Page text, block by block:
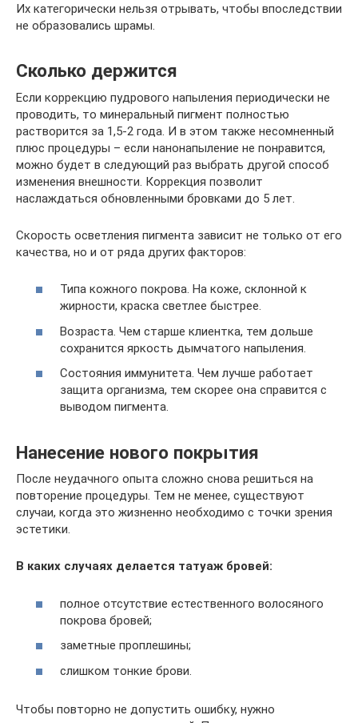
Их категорически нельзя отрывать, чтобы впоследствии
не образовались шрамы.
Сколько держится
Если коррекцию пудрового напыления периодически не
проводить, то минеральный пигмент полностью
растворится за 1,5-2 года. И в этом также несомненный
плюс процедуры – если нанонапыление не понравится,
можно будет в следующий раз выбрать другой способ
изменения внешности. Коррекция позволит
наслаждаться обновленными бровками до 5 лет.
Скорость осветления пигмента зависит не только от его
качества, но и от ряда других факторов:
Типа кожного покрова. На коже, склонной к
жирности, краска светлее быстрее.
Возраста. Чем старше клиентка, тем дольше
сохранится яркость дымчатого напыления.
Состояния иммунитета. Чем лучше работает
защита организма, тем скорее она справится с
выводом пигмента.
Нанесение нового покрытия
После неудачного опыта сложно снова решиться на
повторение процедуры. Тем не менее, существуют
случаи, когда это жизненно необходимо с точки зрения
эстетики.
В каких случаях делается татуаж бровей:
полное отсутствие естественного волосяного
покрова бровей;
заметные проплешины;
слишком тонкие брови.
Чтобы повторно не допустить ошибку, нужно